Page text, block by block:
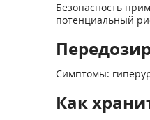
Безопасность
потенциальный
Симптомы:
Как